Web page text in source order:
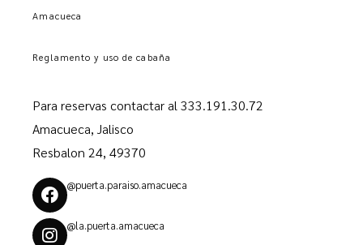
Amacueca
Reglamento y uso de cabaña
Para reservas contactar al333.191.30.72
Amacueca, Jalisco
Resbalon 24, 49370
@puerta.paraiso.amacueca
@la.puerta.amacueca